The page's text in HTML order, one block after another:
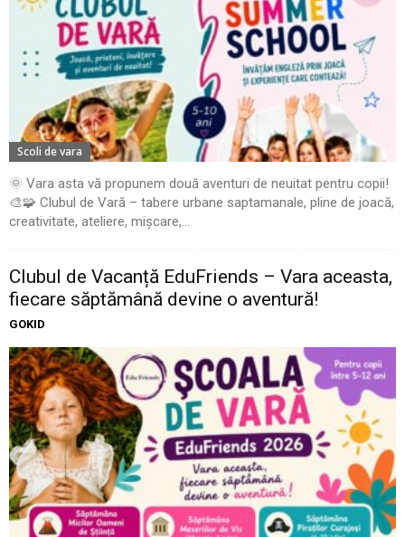
Scoli de vara
🌞 Vara asta vă propunem două aventuri de neuitat pentru copii!
🎨🧩 Clubul de Vară – tabere urbane saptamanale, pline de joacă,
creativitate, ateliere, mișcare,...
Clubul de Vacanță EduFriends – Vara aceasta,
fiecare săptămână devine o aventură!
GOKID